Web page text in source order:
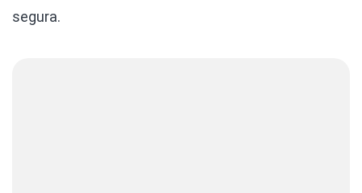
segura.